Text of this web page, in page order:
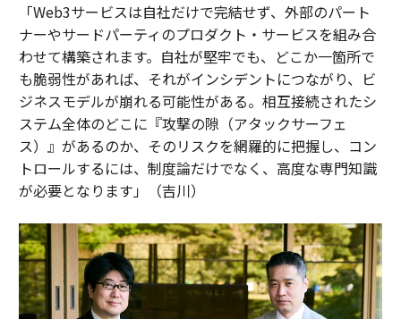
「Web3サービスは自社だけで完結せず、外部のパート
ナーやサードパーティのプロダクト・サービスを組み合
わせて構築されます。自社が堅牢でも、どこか一箇所で
も脆弱性があれば、それがインシデントにつながり、ビ
ジネスモデルが崩れる可能性がある。相互接続されたシ
ステム全体のどこに『攻撃の隙（アタックサーフェ
ス）』があるのか、そのリスクを網羅的に把握し、コン
トロールするには、制度論だけでなく、高度な専門知識
が必要となります」（吉川）